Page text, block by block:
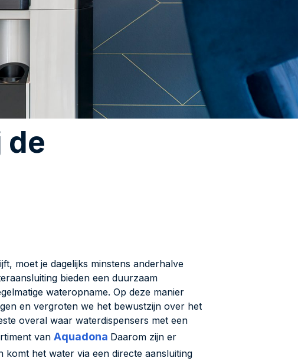
de
moet je dagelijks minstens anderhalve
bieden een duurzaam
wateropname. Op deze manier
en vergroten we het bewustzijn over het
overal waar waterdispensers met een
vanAquadona Daarom zijn er
komt het water via een directe aansluiting